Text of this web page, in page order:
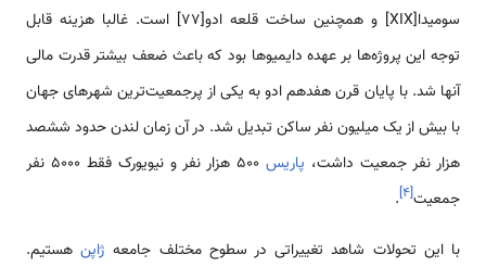
سومیدا[XIX] و همچنین ساخت قلعه ادو[77] است. غالبا هزینه قابل
توجه این پروژه‌ها بر عهده دایمیوها بود که باعث ضعف بیشتر قدرت مالی
آنها شد. با پایان قرن هفدهم ادو به یکی از پرجمعیت‌ترین شهرهای جهان
با بیش از یک میلیون نفر ساکن تبدیل شد. در آن زمان لندن حدود ششصد
هزار نفر جمعیت داشت، پاریس
500 هزار نفر و نیویورک فقط 5000 نفر
جمعیت[۴]
.
با این تحولات شاهد تغییراتی در سطوح مختلف جامعه ژاپنهستیم.